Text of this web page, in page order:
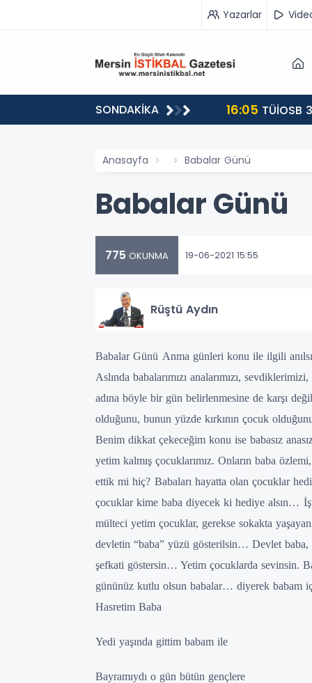
Yazarlar
SONDAKİKA 16:05 TÜİOSB
Anasayfa Babalar Günü
Babalar Günü
775 OKUNMA 19-06-2021 15:55
Rüştü Aydın
Babalar Günü Anma günleri konu ile ilgili
Aslında babalarımızı analarımızı,
adına böyle bir gün belirlenmesine de karşı
olduğunu, bunun yüzde kırkının çocuk
Benim dikkat çekeceğim konu ise babasız
yetim kalmış çocuklarımız. Onların baba
ettik mi hiç? Babaları hayatta olan çocuklar
çocuklar kime baba diyecek ki hediye alsın…
mülteci yetim çocuklar, gerekse sokakta
devletin “baba” yüzü gösterilsin… Devlet baba,
şefkati göstersin… Yetim çocuklarda sevinsin.
gününüz kutlu olsun babalar… diyerek babam
Hasretim Baba
Yedi yaşında gittim babam ile
Bayramıydı o gün bütün gençlere